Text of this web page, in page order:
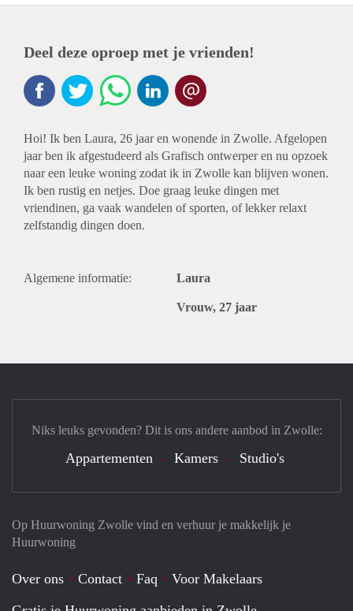
Deel deze oproep met je vrienden!
Hoi! Ik ben Laura, 26 jaar en wonende in Zwolle. Afgelopen
jaar ben ik afgestudeerd als Grafisch ontwerper en nu opzoek
naar een leuke woning zodat ik in Zwolle kan blijven wonen.
Ik ben rustig en netjes. Doe graag leuke dingen met
vriendinen, ga vaak wandelen of sporten, of lekker relaxt
zelfstandig dingen doen.
Algemene informatie: Laura
Vrouw, 27 jaar
Op Huurwoning Zwolle vind en verhuur je makkelijk je
Huurwoning
Over ons Contact Faq
Voor Makelaars
Niks leuks gevonden? Dit is ons andere aanbod in Zwolle:
Appartementen Kamers Studio's